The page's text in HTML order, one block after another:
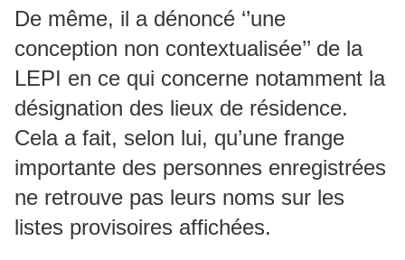
De même, il a dénoncé ‘’une
conception non contextualisée’’ de la
LEPI en ce qui concerne notamment la
désignation des lieux de résidence.
Cela a fait, selon lui, qu’une frange
importante des personnes enregistrées
ne retrouve pas leurs noms sur les
listes provisoires affichées.